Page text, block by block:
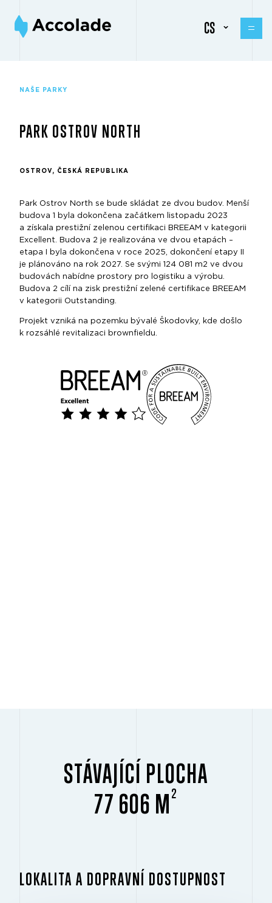
CS
NAŠE PARKY
PARK OSTROV NORTH
OSTROV, ČESKÁ REPUBLIKA
Park Ostrov North se bude skládat ze dvou budov. Menší
budova 1 byla dokončena začátkem listopadu 2023
a získala prestižní zelenou certifikaci BREEAM v kategorii
Excellent. Budova 2 je realizována ve dvou etapách –
etapa I byla dokončena v roce 2025, dokončení etapy II
je plánováno na rok 2027. Se svými 124 081 m2 ve dvou
budovách nabídne prostory pro logistiku a výrobu.
Budova 2 cílí na zisk prestižní zelené certifikace BREEAM
v kategorii Outstanding.
Projekt vzniká na pozemku bývalé Škodovky, kde došlo
k rozsáhlé revitalizaci brownfieldu.
STÁVAJÍCÍ PLOCHA
77 606 M 2
LOKALITA A DOPRAVNÍ DOSTUPNOST